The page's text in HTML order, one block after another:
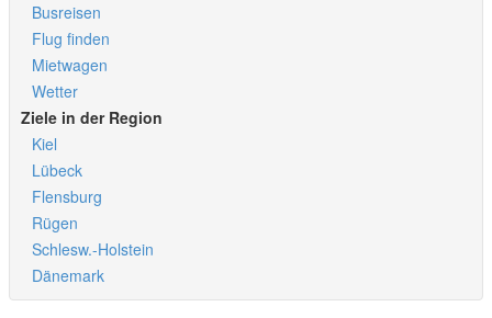
Busreisen
Flug finden
Mietwagen
Wetter
Ziele in der Region
Kiel
Lübeck
Flensburg
Rügen
Schlesw.-Holstein
Dänemark